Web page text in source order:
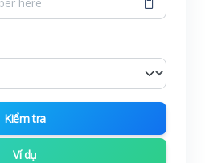
Kiểm tra
Ví dụ